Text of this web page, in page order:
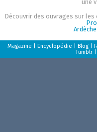
une
Découvrir des ouvrages sur
Ardèche
Magazine |Encyclopédie |Blog |
Tumblr